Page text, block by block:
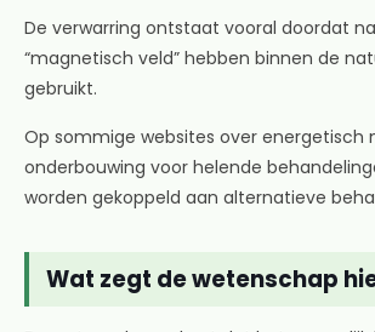
De verwarring ontstaat vooral doordat
“magnetisch veld” hebben binnen de
gebruikt.
Op sommige websites over
onderbouwing voor helende
worden gekoppeld aan alternatieve
Wat zegt de wetenschap